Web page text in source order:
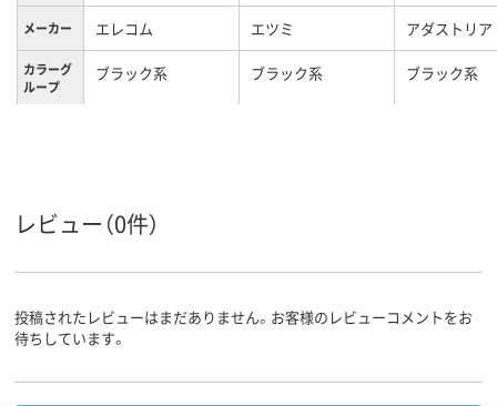
メーカー エレコム エツミ アダストリア
カラーグ
ループ
ブラック系 ブラック系 ブラック系
レビュー（0件）
投稿されたレビューはまだありません。お客様のレビューコメントをお
待ちしています。